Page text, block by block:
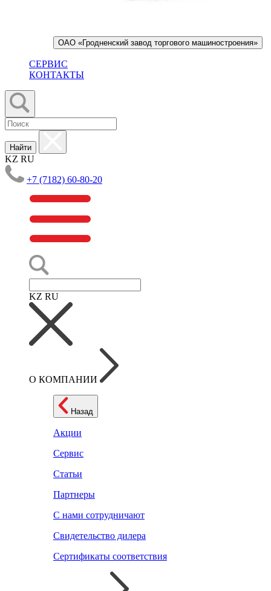
ОАО «Гродненский завод торгового машиностроения»
СЕРВИС
КОНТАКТЫ
Найти
KZ RU
+7 (7182) 60-80-20
KZ RU
О КОМПАНИИ
Назад
Акции
Сервис
Статьи
Партнеры
С нами сотрудничают
Свидетельство дилера
Сертификаты соответствия